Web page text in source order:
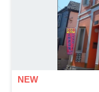
NEW